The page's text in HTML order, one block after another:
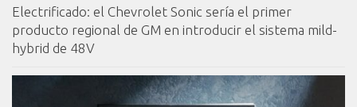
Electrificado: el Chevrolet Sonic sería el primer
producto regional de GM en introducir el sistema mild-
hybrid de 48V